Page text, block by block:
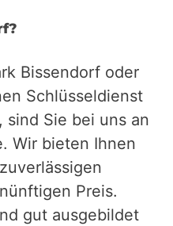
Bissendorf oder
Schlüsseldienst
sind Sie bei uns an
Wir bieten Ihnen
Preis.
gut ausgebildet